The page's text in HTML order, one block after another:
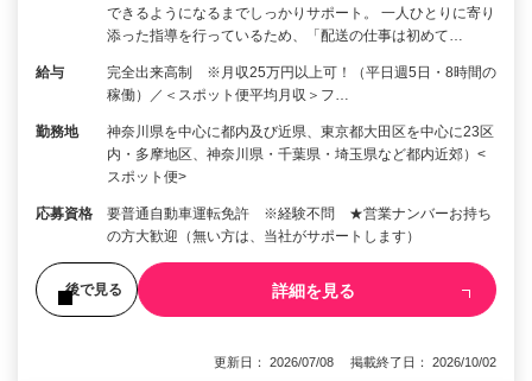
できるようになるまでしっかりサポート。 一人ひとりに寄り
添った指導を行っているため、「配送の仕事は初めて…
給与
完全出来高制 ※月収25万円以上可！（平日週5日・8時間の
稼働）／＜スポット便平均月収＞フ…
勤務地
神奈川県を中心に都内及び近県、東京都大田区を中心に23区
内・多摩地区、神奈川県・千葉県・埼玉県など都内近郊）<
スポット便>
応募資格
要普通自動車運転免許 ※経験不問 ★営業ナンバーお持ち
の方大歓迎（無い方は、当社がサポートします）
後で見る 詳細を見る
更新日： 2026/07/08 掲載終了日： 2026/10/02